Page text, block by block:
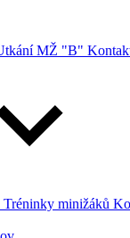
MŽ "B"
Tréninky minižáků